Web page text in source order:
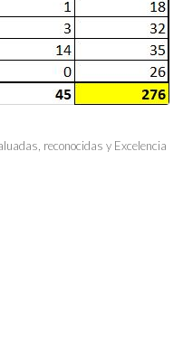
reconocidas y Excelencia